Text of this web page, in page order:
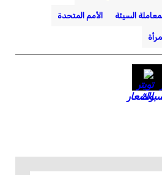
السيئة الأمم المتحدة